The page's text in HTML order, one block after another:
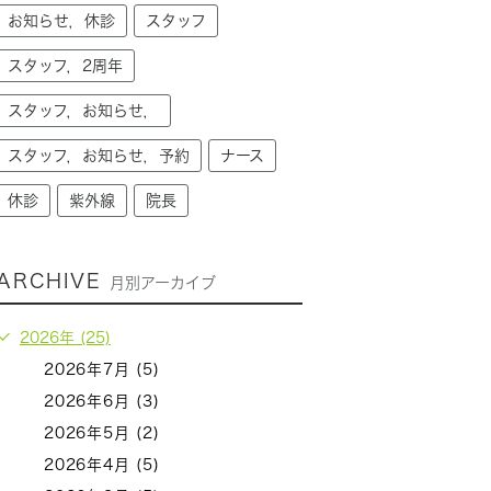
お知らせ，休診 スタッフ
スタッフ，2周年
スタッフ，お知らせ，
スタッフ，お知らせ，予約 ナース
休診 紫外線 院長
月別アーカイブ
2026年 (25)
2026年7月 (5)
2026年6月 (3)
2026年5月 (2)
2026年4月 (5)